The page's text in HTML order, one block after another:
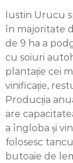
Iustin Urucu
în majoritate
de 9 ha a
cu soiuri
plantație cei
vinificație,
Producția
are
a îngloba și
folosesc
butoaie de